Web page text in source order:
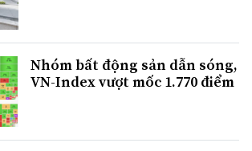
Nhóm bất động sản dẫn sóng,
VN-Index vượt mốc 1.770 điểm